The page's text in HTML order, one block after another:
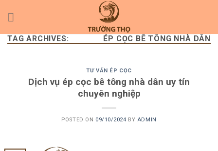
TAG ARCHIVES:
ÉP CỌC BÊ TÔNG NHÀ DÂN
TƯ VẤN ÉP CỌC
Dịch vụ ép cọc bê tông nhà dân uy tín
chuyên nghiệp
POSTED ON 09/10/2024 BY ADMIN